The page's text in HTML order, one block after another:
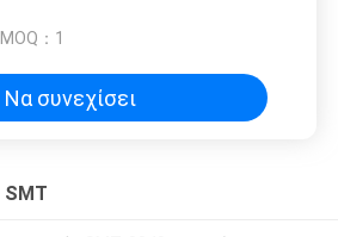
MOQ： 1
Να συνεχίσει
SMT